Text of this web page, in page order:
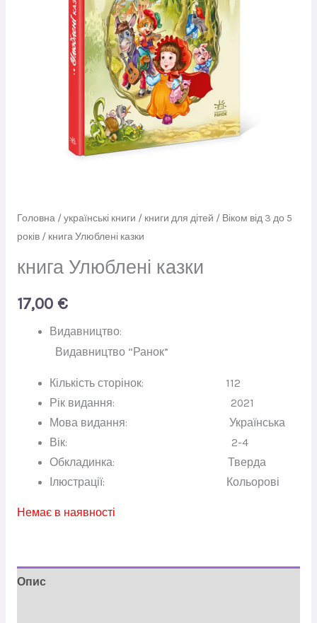
Головна/українські книги / книги для дітей / Віком від 3 до 5
років/ книга Улюблені казки
книга Улюблені казки
17,00 €
Видавництво:
Видавництво “Ранок”
Кількість сторінок: 112
Рік видання:2021
Мова видання:Українська
Вік:2-4
Обкладинка:Тверда
Ілюстрації:
Кольорові
Немає в наявності
Опис